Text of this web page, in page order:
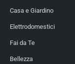
Casa e Giardino
Elettrodomestici
Fai da Te
Bellezza